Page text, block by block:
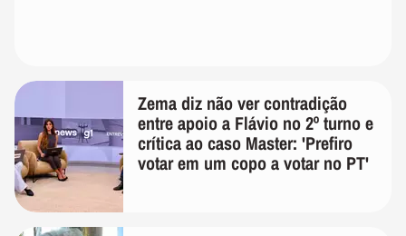
Zema diz não ver contradição
entre apoio a Flávio no 2º turno e
crítica ao caso Master: 'Prefiro
votar em um copo a votar no PT'